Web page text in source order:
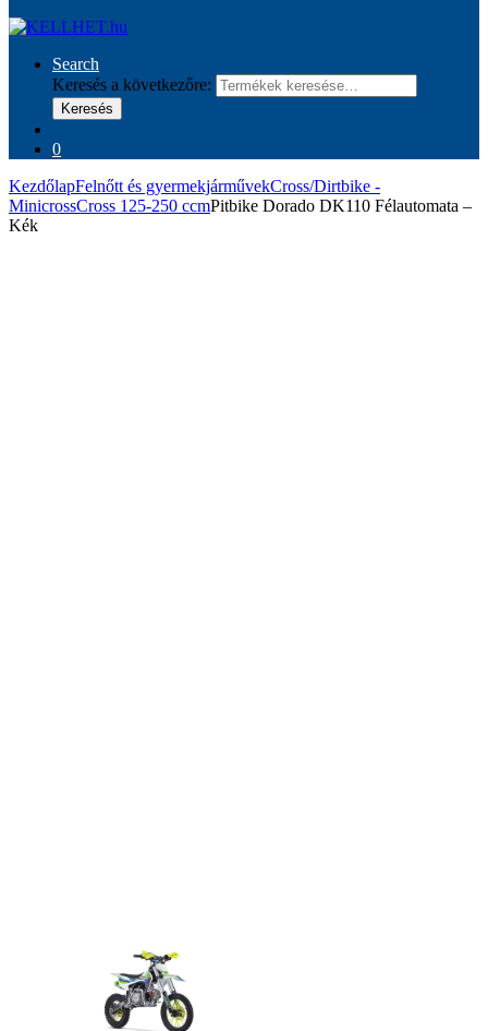
Search
Keresés a következőre:
Keresés
0
KezdőlapFelnőtt és gyermekjárművekCross/Dirtbike -
MinicrossCross 125-250 ccmPitbike Dorado DK110 Félautomata –
Kék